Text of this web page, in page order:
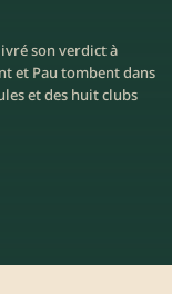
son verdict à
et Pau tombent dans
et des huit clubs